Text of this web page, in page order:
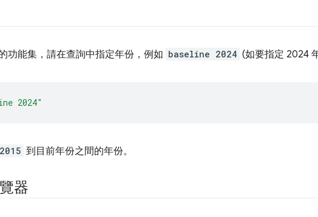
功能集，請在查詢中指定年份，例如 baseline 2024 (如要指定 2024
2024"
到目前年份之間的年份。
器